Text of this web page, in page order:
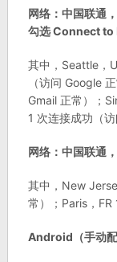
网络：中国联通
勾选 Connect to
其中，Seattle，
（访问 Google
Gmail 正常）；
1 次连接成功（
网络：中国联通
其中，New
常）；Paris，FR
Android（手动配